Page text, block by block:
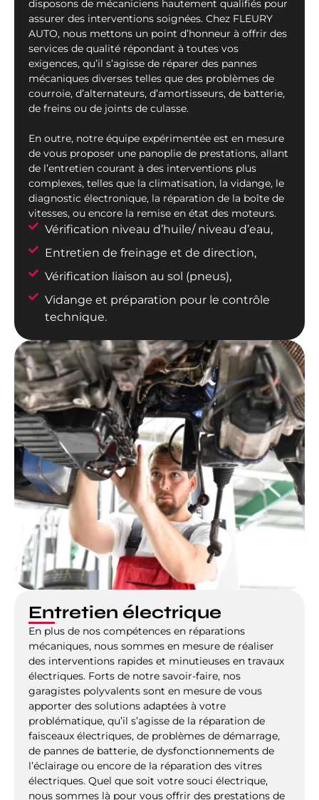
disposons de mécaniciens hautement qualifiés pour
assurer des interventions soignées. Chez FLEURY
AUTO, nous mettons un point d’honneur à offrir des
services de qualité répondant à toutes vos
exigences, qu’il s’agisse de réparer des pannes
mécaniques diverses telles que des problèmes de
courroie, d’alternateurs, d’amortisseurs, de batterie,
de freins ou de joints de culasse.
En outre, notre équipe expérimentée est en mesure
de vous proposer une panoplie de prestations, allant
de l’entretien courant à des interventions plus
complexes, telles que la climatisation, la vidange, le
diagnostic électronique, la réparation de la boîte de
vitesses, ou encore la remise en état des moteurs.
Vérification niveau d’huile/ niveau d’eau,
Entretien de freinage et de direction,
Vérification liaison au sol (pneus),
Vidange et préparation pour le contrôle
technique.
Entretien électrique
En plus de nos compétences en réparations
mécaniques, nous sommes en mesure de réaliser
des interventions rapides et minutieuses en travaux
électriques. Forts de notre savoir-faire, nos
garagistes polyvalents sont en mesure de vous
apporter des solutions adaptées à votre
problématique, qu’il s’agisse de la réparation de
faisceaux électriques, de problèmes de démarrage,
de pannes de batterie, de dysfonctionnements de
l’éclairage ou encore de la réparation des vitres
électriques. Quel que soit votre souci électrique,
nous sommes là pour vous offrir des prestations de